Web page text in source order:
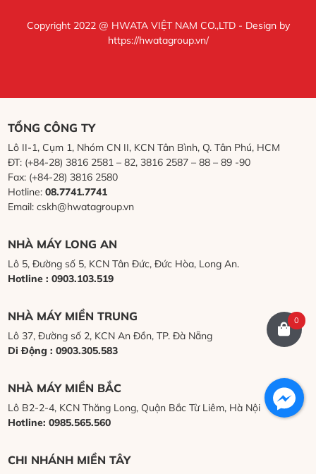
Copyright 2022 @ HWATA VIỆT NAM CO.,LTD - Design by
https://hwatagroup.vn/
TỔNG CÔNG TY
Lô II-1, Cụm 1, Nhóm CN II, KCN Tân Bình, Q. Tân Phú, HCM
ĐT: (+84-28) 3816 2581 – 82, 3816 2587 – 88 – 89 -90
Fax: (+84-28) 3816 2580
Hotline: 08.7741.7741
Email: cskh@hwatagroup.vn
NHÀ MÁY LONG AN
Lô 5, Đường số 5, KCN Tân Đức, Đức Hòa, Long An.
Hotline : 0903.103.519
NHÀ MÁY MIỀN TRUNG
Lô 37, Đường số 2, KCN An Đồn, TP. Đà Nẵng
Di Động : 0903.305.583
NHÀ MÁY MIỀN BẮC
Lô B2-2-4, KCN Thăng Long, Quận Bắc Từ Liêm, Hà Nội
Hotline: 0985.565.560
CHI NHÁNH MIỀN TÂY
0